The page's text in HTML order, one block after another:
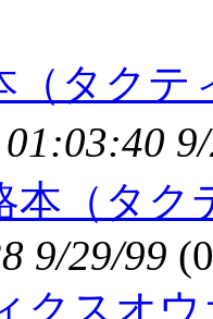
（タク
01:03:40
本（タ
9/29/99 (
クスオ